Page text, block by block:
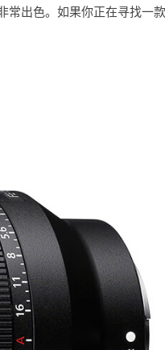
常出色。如果你正在寻找一